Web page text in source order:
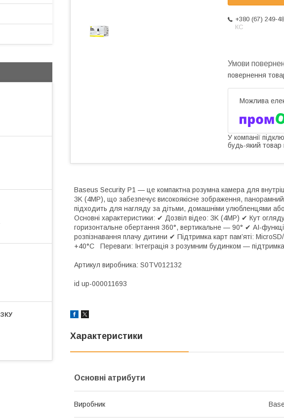
+380 (67) 249-
КС
повернення
У компанії
будь-який
Baseus Security P1 — це компактна розумна камера для
3K (4MP), що забезпечує високоякісне зображення, панорамний
підходить для нагляду за дітьми, домашніми улюбленцями
Основні характеристики: ✔ Дозвіл відео: 3K (4MP) ✔ Кут
горизонтальне обертання 360°, вертикальне — 90° ✔ AI-
розпізнавання плачу дитини ✔ Підтримка карт пам’яті:
+40°C Переваги: Інтеграція з розумним будинком — підтримка
Артикул виробника: S0TV012132
id up-000011693
Характеристики
Основні атрибути
Виробник